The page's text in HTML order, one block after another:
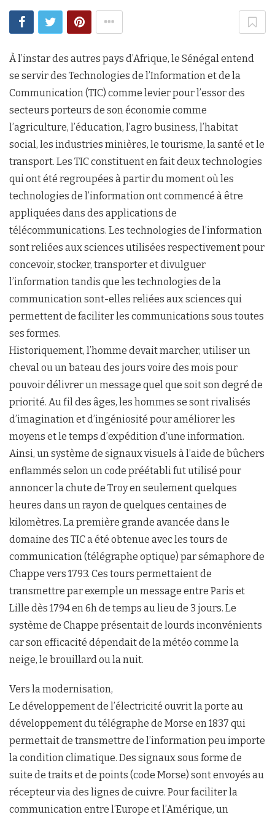
À l’instar des autres pays d’Afrique, le Sénégal entend
se servir des Technologies de l’Information et de la
Communication (TIC) comme levier pour l’essor des
secteurs porteurs de son économie comme
l’agriculture, l’éducation, l’agro business, l’habitat
social, les industries minières, le tourisme, la santé et le
transport. Les TIC constituent en fait deux technologies
qui ont été regroupées à partir du moment où les
technologies de l’information ont commencé à être
appliquées dans des applications de
télécommunications. Les technologies de l’information
sont reliées aux sciences utilisées respectivement pour
concevoir, stocker, transporter et divulguer
l’information tandis que les technologies de la
communication sont-elles reliées aux sciences qui
permettent de faciliter les communications sous toutes
ses formes.
Historiquement, l’homme devait marcher, utiliser un
cheval ou un bateau des jours voire des mois pour
pouvoir délivrer un message quel que soit son degré de
priorité. Au fil des âges, les hommes se sont rivalisés
d’imagination et d’ingéniosité pour améliorer les
moyens et le temps d’expédition d’une information.
Ainsi, un système de signaux visuels à l’aide de bûchers
enflammés selon un code préétabli fut utilisé pour
annoncer la chute de Troy en seulement quelques
heures dans un rayon de quelques centaines de
kilomètres. La première grande avancée dans le
domaine des TIC a été obtenue avec les tours de
communication (télégraphe optique) par sémaphore de
Chappe vers 1793. Ces tours permettaient de
transmettre par exemple un message entre Paris et
Lille dès 1794 en 6h de temps au lieu de 3 jours. Le
système de Chappe présentait de lourds inconvénients
car son efficacité dépendait de la météo comme la
neige, le brouillard ou la nuit.
Vers la modernisation,
Le développement de l’électricité ouvrit la porte au
développement du télégraphe de Morse en 1837 qui
permettait de transmettre de l’information peu importe
la condition climatique. Des signaux sous forme de
suite de traits et de points (code Morse) sont envoyés au
récepteur via des lignes de cuivre. Pour faciliter la
communication entre l’Europe et l’Amérique, un